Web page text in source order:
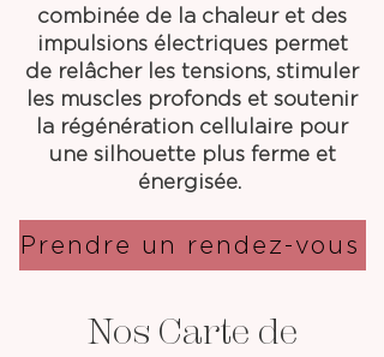
combinée de la chaleur et des
impulsions électriques permet
de relâcher les tensions, stimuler
les muscles profonds et soutenir
la régénération cellulaire pour
une silhouette plus ferme et
énergisée.
Prendre un rendez-vous
Nos Carte de